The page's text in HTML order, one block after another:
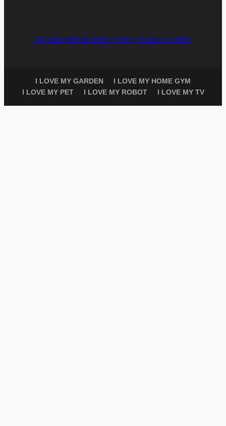
Chi siamoNote legaliPrivacy e cookie policy
I LOVE MY GARDEN
I LOVE MY HOME GYM
I LOVE MY PET
I LOVE MY ROBOT I LOVE MY TV